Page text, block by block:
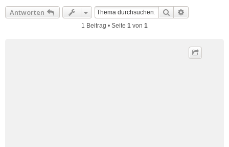
Antworten Suche
1 Beitrag • Seite 1 von 1